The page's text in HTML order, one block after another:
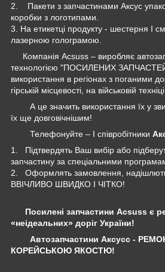
2. Пакети з запчастинами Аксус
коробки з логотипами.
3. На етикетці продукту - шестерня І
лазерною голограмою.
Компанія Acsuss – виробляє
технологією "ПОСИЛЕНИХ
використання в регіонах з поганими
гірській місцевості, на військовій
А це значить використання їх у
їх ще довговічнішим!
Телефонуйте – І співробітники
1. Підтвердять Ваш вибір або
запчастину за спеціальними
2. Оформлять замовлення,
ВВІЧЛИВО ШВИДКО І ЧІТКО!
Посилені запчастини Acsuss є
«неідеальних» доріг України!
Автозапчастини Аксусс -
КОРЕЙСЬКОЮ ЯКОСТЮ!